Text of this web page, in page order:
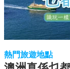
熱門旅遊地點